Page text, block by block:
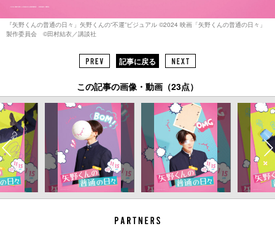
『矢野くんの普通の日々」矢野くんの“不運”ビジュアル ©︎2024 映画「矢野くんの普通の日々」
製作委員会 ©︎田村結衣／講談社
記事に戻る
この記事の画像・動画（23点）